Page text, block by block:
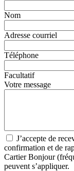
Nom
Adresse courriel
Téléphone
Facultatif
Votre message
J’accepte de
confirmation et de
Cartier Bonjour
peuvent s’appliquer.